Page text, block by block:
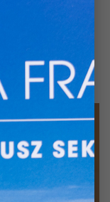
(rum. Brașov, a
Kronstadt, węg.…